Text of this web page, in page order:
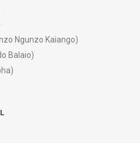
Ngunzo Kaiango)
Balaio)